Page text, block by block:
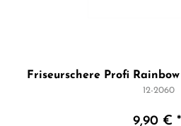
Friseurschere Profi
12-2060
9,90 € *